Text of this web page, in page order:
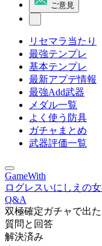
ご意見
リセマラ当たり
最強テンプレ
基本テンプレ
最新アプデ情報
最強Add武器
メダル一覧
よく使う防具
ガチャまとめ
武器評価一覧
GameWith
ログレスいにしえの
Q&A
双極確定ガチャで出た
質問と回答
解決済み